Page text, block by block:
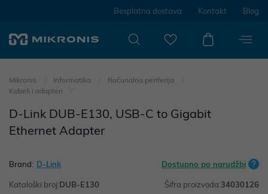
Besplatna dostava Kontakt Blog
Mikronis Informatika
Računalna periferija
Kabeli i adapteri
D-Link DUB-E130, USB-C to Gigabit
Ethernet Adapter
Brand: D-Link Dostupno po narudžbi
Kataloški broj:DUB-E130 Šifra proizvoda:34030126